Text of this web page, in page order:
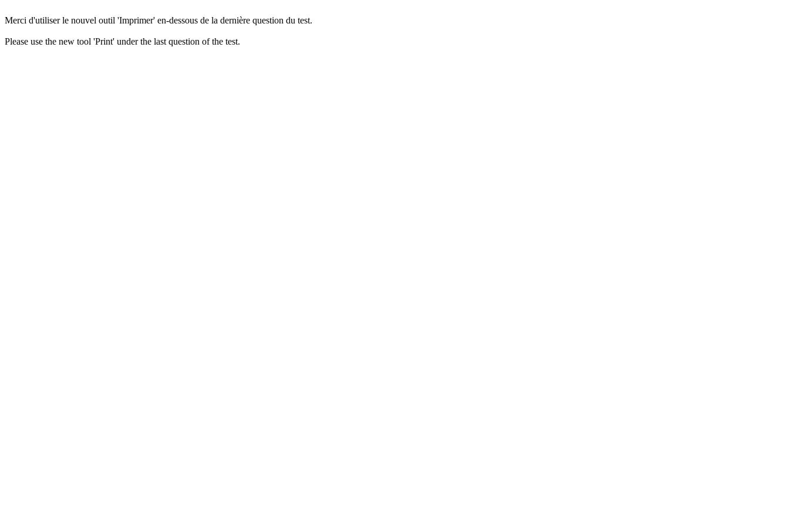
Merci d'utiliser le nouvel outil 'Imprimer' en-dessous de la dernière question du test.
Please use the new tool 'Print' under the last question of the test.